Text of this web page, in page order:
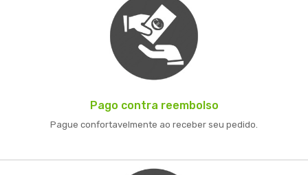
Pago contra reembolso
Pague confortavelmente ao receber seu pedido.